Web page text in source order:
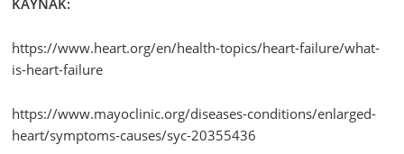
KAYNAK:
https://www.heart.org/en/health-topics/heart-failure/what-
is-heart-failure
https://www.mayoclinic.org/diseases-conditions/enlarged-
heart/symptoms-causes/syc-20355436